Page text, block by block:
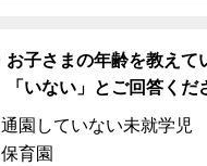
お子さまの年齢を教えて
「いない」とご回答くだ
通園していない未就学児
保育園